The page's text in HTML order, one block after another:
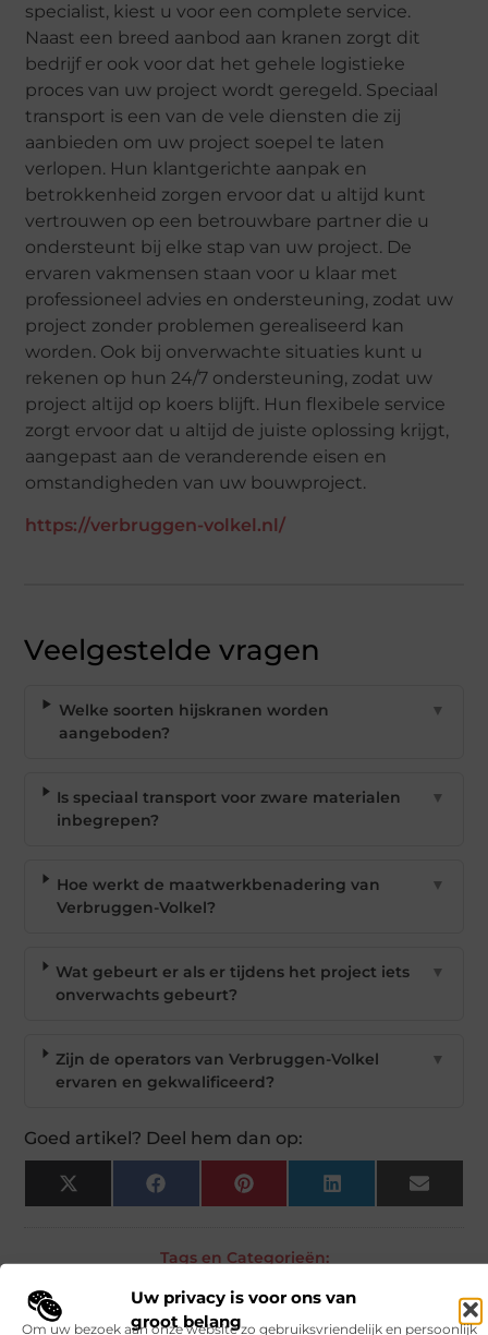
Uw privacy is voor ons van
groot belang
Om uw bezoek aan onze website zo gebruiksvriendelijk en persoonlijk
specialist, kiest u voor een complete service.
Naast een breed aanbod aan kranen zorgt dit
bedrijf er ook voor dat het gehele logistieke
proces van uw project wordt geregeld. Speciaal
transport is een van de vele diensten die zij
aanbieden om uw project soepel te laten
verlopen. Hun klantgerichte aanpak en
betrokkenheid zorgen ervoor dat u altijd kunt
vertrouwen op een betrouwbare partner die u
ondersteunt bij elke stap van uw project. De
ervaren vakmensen staan voor u klaar met
professioneel advies en ondersteuning, zodat uw
project zonder problemen gerealiseerd kan
worden. Ook bij onverwachte situaties kunt u
rekenen op hun 24/7 ondersteuning, zodat uw
project altijd op koers blijft. Hun flexibele service
zorgt ervoor dat u altijd de juiste oplossing krijgt,
aangepast aan de veranderende eisen en
omstandigheden van uw bouwproject.
https://verbruggen-volkel.nl/
Veelgestelde vragen
Welke soorten hijskranen worden
aangeboden?
▼
Is speciaal transport voor zware materialen
inbegrepen?
▼
Hoe werkt de maatwerkbenadering van
Verbruggen-Volkel?
▼
Wat gebeurt er als er tijdens het project iets
onverwachts gebeurt?
▼
Zijn de operators van Verbruggen-Volkel
ervaren en gekwalificeerd?
▼
Goed artikel? Deel hem dan op:
X
(Twitter)
Facebook Pinterest LinkedIn Email
Tags en Categorieën:
DEEL DIT: